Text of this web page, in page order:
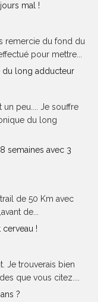
mal !
remercie du fond du
pour mettre...
du long adducteur
peu.... Je souffre
du long
semaines avec 3
de 50 Km avec
de...
cerveau !
Je trouverais bien
que vous citez....
?